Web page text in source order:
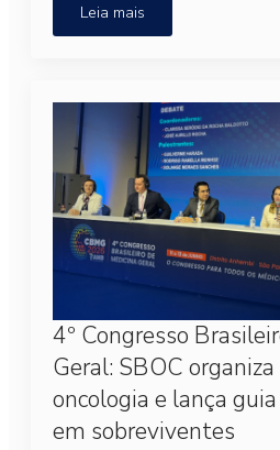
Leia mais
4º Congresso
Geral: SBOC
oncologia e lança
em sobreviventes